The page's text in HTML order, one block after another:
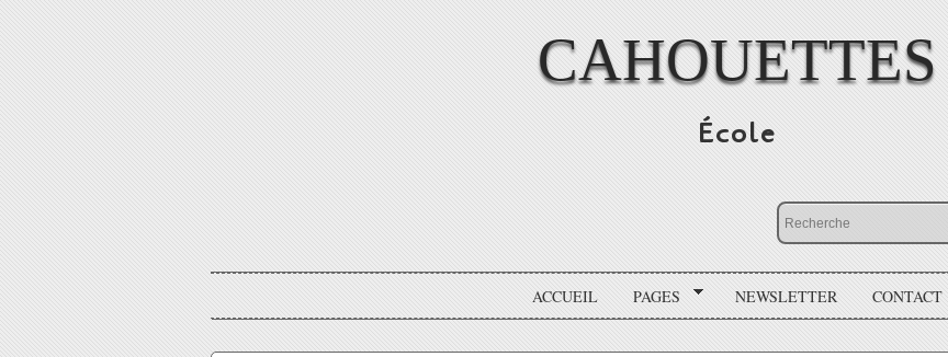
CAHOUETTES
École
ACCUEIL PAGES NEWSLETTER CONTACT